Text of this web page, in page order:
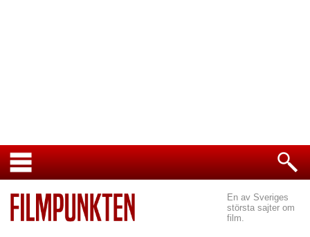
En av Sveriges
största sajter om
film.